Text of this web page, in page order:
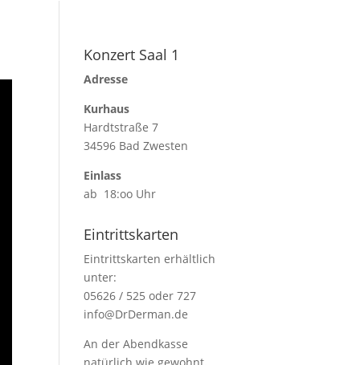
Konzert Saal 1
Adresse
Kurhaus
Hardtstraße 7
34596 Bad Zwesten
Einlass
ab 18:oo Uhr
Eintrittskarten
Eintrittskarten erhältlich
unter:
05626 / 525 oder 727
info@DrDerman.de
An der Abendkasse